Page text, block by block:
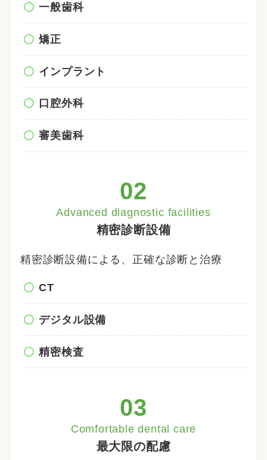
一般歯科
矯正
インプラント
口腔外科
審美歯科
02
Advanced diagnostic facilities
精密診断設備
精密診断設備による、正確な診断と治療
CT
デジタル設備
精密検査
03
Comfortable dental care
最大限の配慮